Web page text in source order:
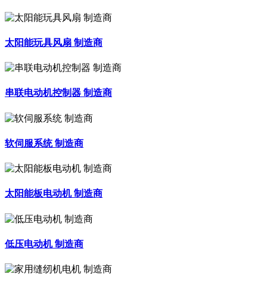
太阳能玩具风扇 制造商
串联电动机控制器 制造商
软伺服系统 制造商
太阳能板电动机 制造商
低压电动机 制造商